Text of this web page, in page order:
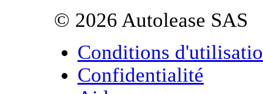
© 2026 Autolease SAS
Conditions
Confidentialité